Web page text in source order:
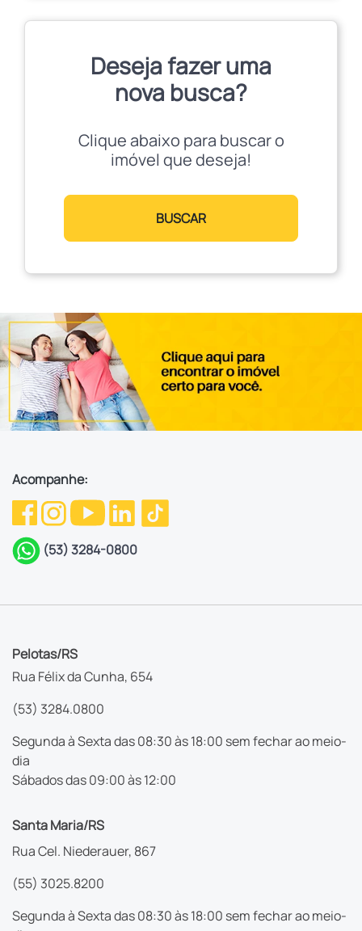
Deseja fazer uma
nova busca?
Clique abaixo para buscar o
imóvel que deseja!
BUSCAR
Acompanhe:
(53) 3284-0800
Pelotas/RS
Rua Félix da Cunha, 654
(53) 3284.0800
Segunda à Sexta das 08:30 às 18:00 sem fechar ao meio-
dia
Sábados das 09:00 às 12:00
Santa Maria/RS
Rua Cel. Niederauer, 867
(55) 3025.8200
Segunda à Sexta das 08:30 às 18:00 sem fechar ao meio-